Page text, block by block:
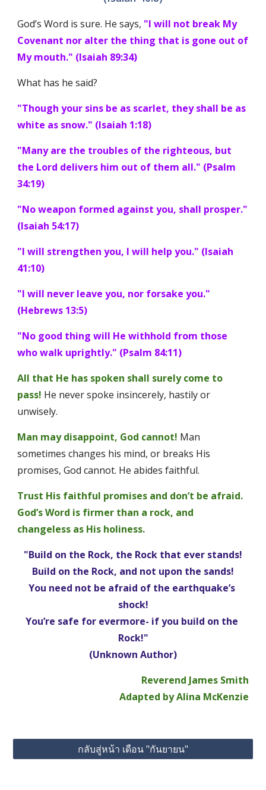
God’s Word is sure. He says, "I will not break My
Covenant nor alter the thing that is gone out of
My mouth." (Isaiah 89:34)
What has he said?
"Though your sins be as scarlet, they shall be as
white as snow." (Isaiah 1:18)
"Many are the troubles of the righteous, but
the Lord delivers him out of them all." (Psalm
34:19)
"No weapon formed against you, shall prosper."
(Isaiah 54:17)
"I will strengthen you, I will help you." (Isaiah
41:10)
"I will never leave you, nor forsake you."
(Hebrews 13:5)
"No good thing will He withhold from those
who walk uprightly." (Psalm 84:11)
All that He has spoken shall surely come to
pass! He never spoke insincerely, hastily or
unwisely.
Man may disappoint, God cannot! Man
sometimes changes his mind, or breaks His
promises, God cannot. He abides faithful.
Trust His faithful promises and don’t be afraid.
God’s Word is firmer than a rock, and
changeless as His holiness.
"Build on the Rock, the Rock that ever stands!
Build on the Rock, and not upon the sands!
You need not be afraid of the earthquake’s
shock!
You’re safe for evermore- if you build on the
Rock!"
(Unknown Author)
Reverend James Smith
Adapted by Alina McKenzie
กลับสู่หน้า เดือน "กันยายน"